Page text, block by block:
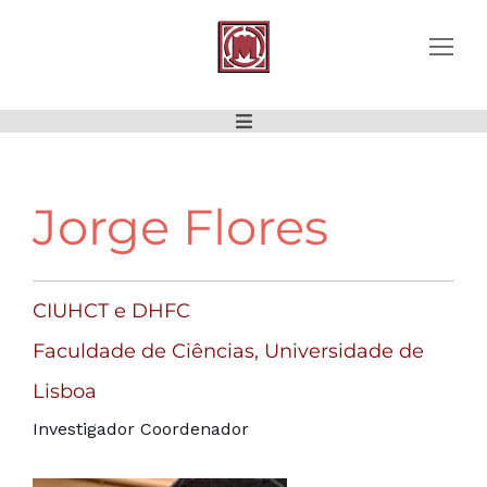
Jorge Flores
CIUHCT e DHFC
Faculdade de Ciências, Universidade de
Lisboa
Investigador Coordenador